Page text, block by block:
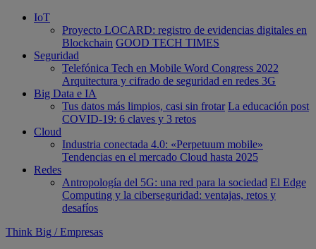
IoT
Proyecto LOCARD: registro de evidencias digitales en
Blockchain GOOD TECH TIMES
Seguridad
Telefónica Tech en Mobile Word Congress 2022
Arquitectura y cifrado de seguridad en redes 3G
Big Data e IA
Tus datos más limpios, casi sin frotar La educación post
COVID-19: 6 claves y 3 retos
Cloud
Industria conectada 4.0: «Perpetuum mobile»
Tendencias en el mercado Cloud hasta 2025
Redes
Antropología del 5G: una red para la sociedad El Edge
Computing y la ciberseguridad: ventajas, retos y
desafíos
Think Big / Empresas